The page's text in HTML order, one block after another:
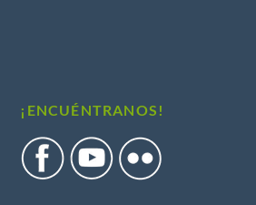
¡ENCUÉNTRANOS!